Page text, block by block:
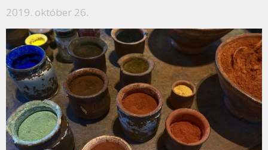
2019. október 26.